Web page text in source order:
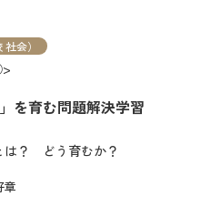
を育む問題解決学習
は？ どう育むか？
章
会）